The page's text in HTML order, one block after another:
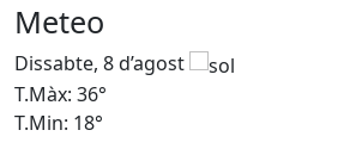
Meteo
Dissabte, 8 d’agost
T.Màx: 36°
T.Min: 18°